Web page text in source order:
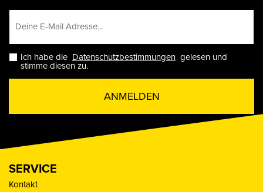
Ich habe die Datenschutzbestimmungen gelesen und
stimme diesen zu.
ANMELDEN
SERVICE
Kontakt